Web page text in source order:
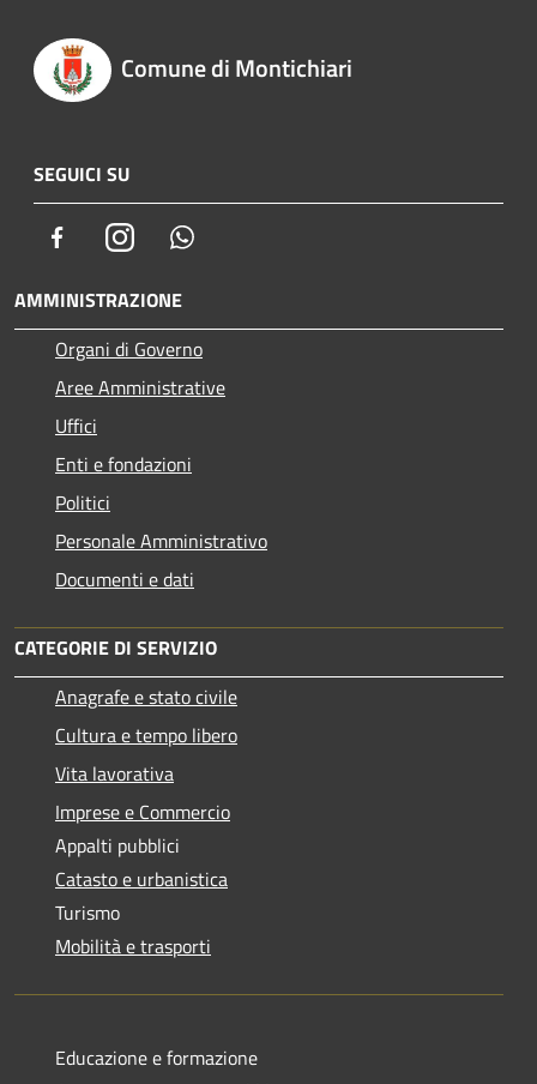
Comune di Montichiari
SEGUICI SU
FacebookInstagram
AMMINISTRAZIONE
Organi di Governo
Aree Amministrative
Uffici
Enti e fondazioni
Politici
Personale Amministrativo
Documenti e dati
CATEGORIE DI SERVIZIO
Anagrafe e stato civile
Cultura e tempo libero
Vita lavorativa
Imprese e Commercio
Appalti pubblici
Catasto e urbanistica
Turismo
Mobilità e trasporti
Educazione e formazione